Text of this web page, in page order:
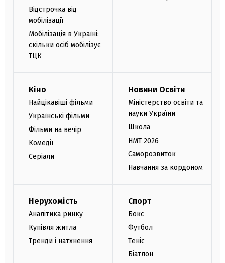
Відстрочка від
мобілізації
Мобілізація в Україні:
скільки осіб мобілізує
ТЦК
Кіно
Найцікавіші фільми
Українські фільми
Фільми на вечір
Комедії
Серіали
Новини Освіти
Міністерство освіти та
науки України
Школа
НМТ 2026
Саморозвиток
Навчання за кордоном
Нерухомість
Аналітика ринку
Купівля житла
Тренди і натхнення
Спорт
Бокс
Футбол
Теніс
Біатлон